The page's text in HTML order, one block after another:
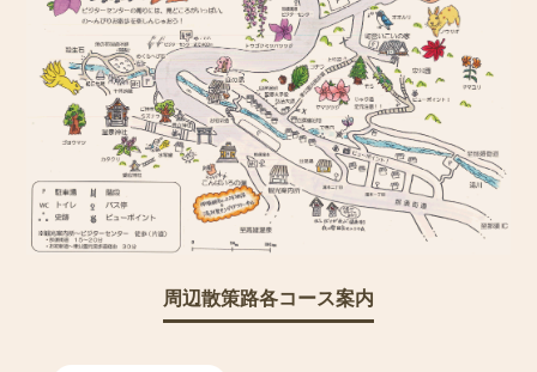
周辺散策路各コース案内